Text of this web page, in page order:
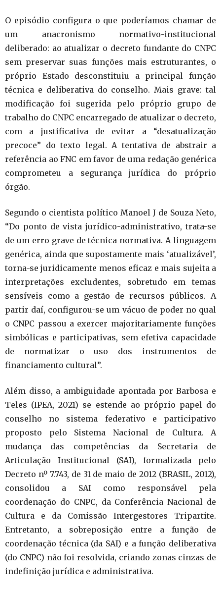
O episódio configura o que poderíamos chamar de
um anacronismo normativo-institucional
deliberado: ao atualizar o decreto fundante do CNPC
sem preservar suas funções mais estruturantes, o
próprio Estado desconstituiu a principal função
técnica e deliberativa do conselho. Mais grave: tal
modificação foi sugerida pelo próprio grupo de
trabalho do CNPC encarregado de atualizar o decreto,
com a justificativa de evitar a “desatualização
precoce” do texto legal. A tentativa de abstrair a
referência ao FNC em favor de uma redação genérica
comprometeu a segurança jurídica do próprio
órgão.
Segundo o cientista político Manoel J de Souza Neto,
“Do ponto de vista jurídico-administrativo, trata-se
de um erro grave de técnica normativa. A linguagem
genérica, ainda que supostamente mais ‘atualizável’,
torna-se juridicamente menos eficaz e mais sujeita a
interpretações excludentes, sobretudo em temas
sensíveis como a gestão de recursos públicos. A
partir daí, configurou-se um vácuo de poder no qual
o CNPC passou a exercer majoritariamente funções
simbólicas e participativas, sem efetiva capacidade
de normatizar o uso dos instrumentos de
financiamento cultural”.
Além disso, a ambiguidade apontada por Barbosa e
Teles (IPEA, 2021) se estende ao próprio papel do
conselho no sistema federativo e participativo
proposto pelo Sistema Nacional de Cultura. A
mudança das competências da Secretaria de
Articulação Institucional (SAI), formalizada pelo
Decreto nº 7.743, de 31 de maio de 2012 (BRASIL, 2012),
consolidou a SAI como responsável pela
coordenação do CNPC, da Conferência Nacional de
Cultura e da Comissão Intergestores Tripartite.
Entretanto, a sobreposição entre a função de
coordenação técnica (da SAI) e a função deliberativa
(do CNPC) não foi resolvida, criando zonas cinzas de
indefinição jurídica e administrativa.